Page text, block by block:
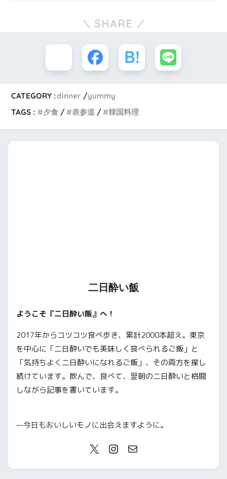
SHARE
CATEGORY :dinner
yummy
TAGS :
夕食 表参道 韓国料理
二日酔い飯
ようこそ『二日酔い飯』へ！
2017年からコツコツ食べ歩き、累計2000本超え。東京
を中心に「二日酔いでも美味しく食べられるご飯」と
「気持ちよく二日酔いになれるご飯」、その両方を探し
続けています。飲んで、食べて、翌朝の二日酔いと格闘
しながら記事を書いています。
—今日もおいしいモノに出会えますように。